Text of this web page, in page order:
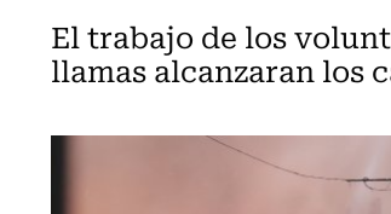
El trabajo de los
llamas alcanzaran los